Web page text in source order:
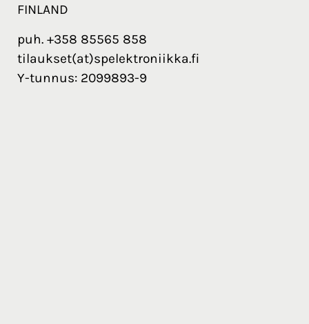
FINLAND
puh. +358 85565 858
tilaukset(at)spelektroniikka.fi
Y-tunnus: 2099893-9